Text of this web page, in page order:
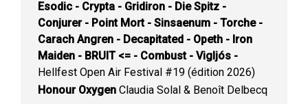
Esodic - Crypta - Gridiron - Die Spitz -
Conjurer - Point Mort - Sinsaenum - Torche -
Carach Angren - Decapitated - Opeth - Iron
Maiden - BRUIT <= - Combust - Vigljós -
Hellfest Open Air Festival #19 (édition 2026)
Honour Oxygen Claudia Solal & Benoît Delbecq